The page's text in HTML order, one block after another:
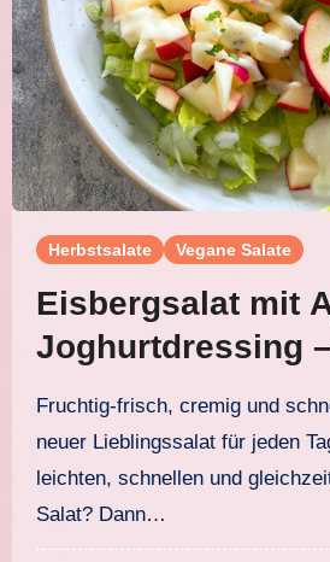
Herbstsalate Vegane Salate
Eisbergsalat mit
Joghurtdressing
frisch und
gemacht
Fruchtig-frisch, cremig und schnell gemacht – dein
neuer Lieblingssalat für jeden
leichten, schnellen und
Salat? Dann…